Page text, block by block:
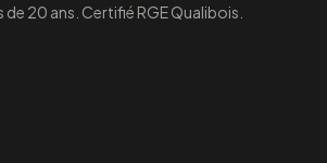
de 20 ans. Certifié RGE Qualibois.